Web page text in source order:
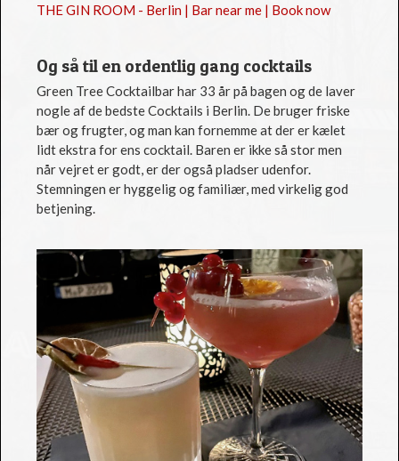
THE GIN ROOM - Berlin | Bar near me | Book now
Og så til en ordentlig gang cocktails
Green Tree Cocktailbar har 33 år på bagen og de laver
nogle af de bedste Cocktails i Berlin. De bruger friske
bær og frugter, og man kan fornemme at der er kælet
lidt ekstra for ens cocktail. Baren er ikke så stor men
når vejret er godt, er der også pladser udenfor.
Stemningen er hyggelig og familiær, med virkelig god
betjening.